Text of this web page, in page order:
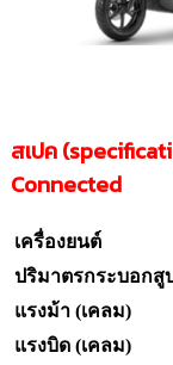
สเปค
Connected
เครื่องยนต์
ปริมาตรกระบอกสู
แรงม้า (เคลม)
แรงบิด (เคลม)